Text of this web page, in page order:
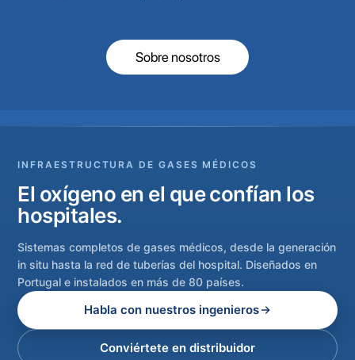
Sobre nosotros
INFRAESTRUCTURA DE GASES MÉDICOS
El oxígeno en el que confían los
hospitales.
Sistemas completos de gases médicos, desde la generación
in situ hasta la red de tuberías del hospital. Diseñados en
Portugal e instalados en más de 80 países.
Habla con nuestros ingenieros
Conviértete en distribuidor